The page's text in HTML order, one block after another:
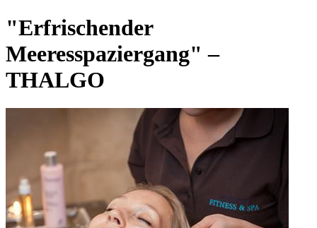
"Erfrischender
Meeresspaziergang" –
THALGO